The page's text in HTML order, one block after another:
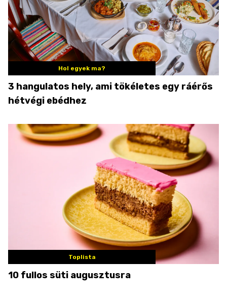
Hol egyek ma?
3 hangulatos hely, ami tökéletes egy ráérős
hétvégi ebédhez
Toplista
10 fullos süti augusztusra